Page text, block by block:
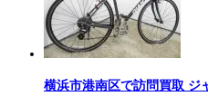
横浜市港南区で訪問買取 ジ